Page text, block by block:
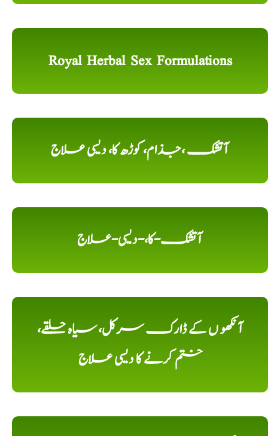
Royal Herbal Sex Formulations
آتشک ،جذام، کوڑھ کا، دیسی علاج
آتشک-کا،-دیسی-علاج
آنکھو ں کے ڈارک سرکل، سیاہ حلقے،
ختم کرنے کا دیسی علاج